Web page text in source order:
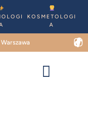
KOSMETOLOGI
A